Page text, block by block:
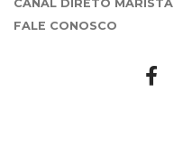
CANAL DIRETO MARISTA
FALE CONOSCO